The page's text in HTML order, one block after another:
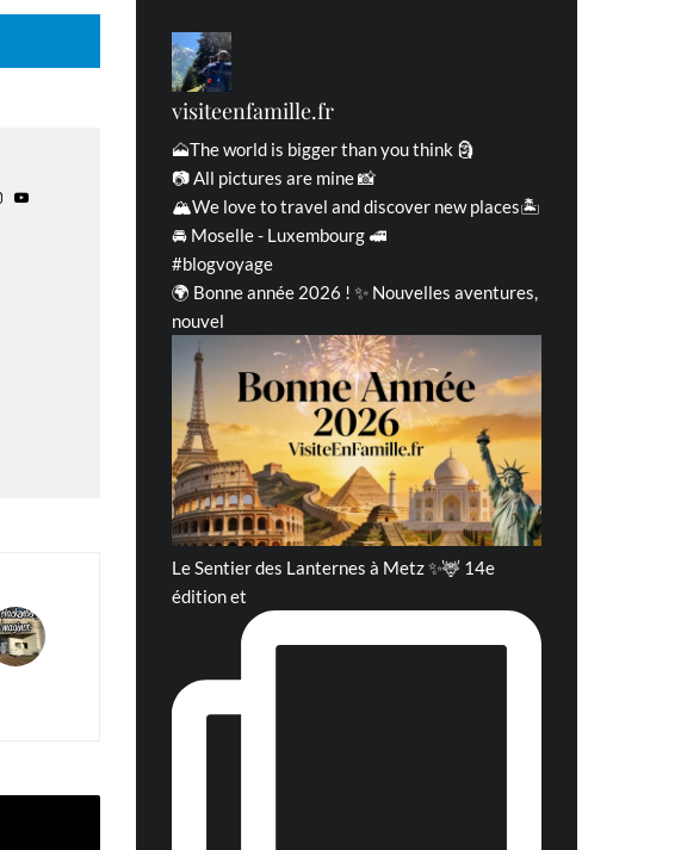
visiteenfamille.fr
🗻The world is bigger than you think 🗿
📷 All pictures are mine 📸
🏔We love to travel and discover new places🏝
🚘 Moselle - Luxembourg 🚅
#blogvoyage
🌍 Bonne année 2026 ! ✨ Nouvelles aventures,
nouvel
Le Sentier des Lanternes à Metz ✨🦌 14e
édition et